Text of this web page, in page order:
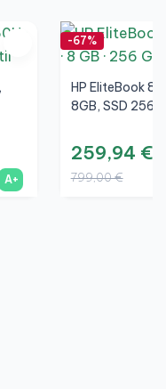
A+
-67%
HP EliteBook
8GB, SSD
259,94 €
799,00 €